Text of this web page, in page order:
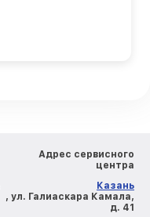
Адрес сервисного
центра
Казань
, ул. Галиаскара Камала,
д. 41